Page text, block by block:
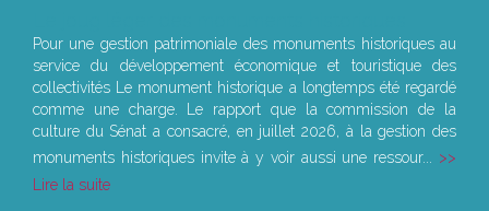
Pour une gestion patrimoniale des monuments historiques au
service du développement économique et touristique des
collectivités Le monument historique a longtemps été regardé
comme une charge. Le rapport que la commission de la
culture du Sénat a consacré, en juillet 2026, à la gestion des
monuments historiques invite à y voir aussi une ressour...
Lire la suite